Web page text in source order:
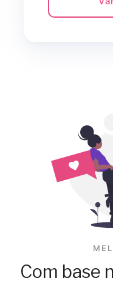
Com base